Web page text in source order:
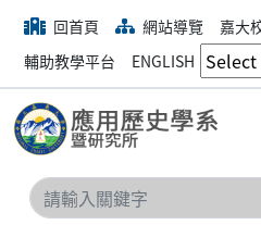
回首頁 網站導覽 嘉大
輔助教學平台
ENGLISH